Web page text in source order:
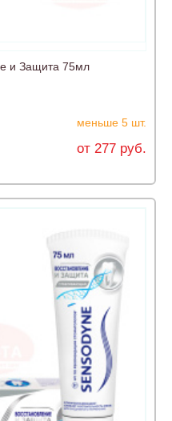
и Защита 75мл
меньше 5 шт.
от 277 руб.